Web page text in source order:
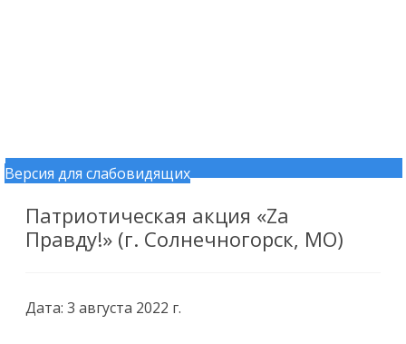
Версия для слабовидящих Перейти к содержимому
Патриотическая акция «Za
Правду!» (г. Солнечногорск, МО)
Дата: 3 августа 2022 г.